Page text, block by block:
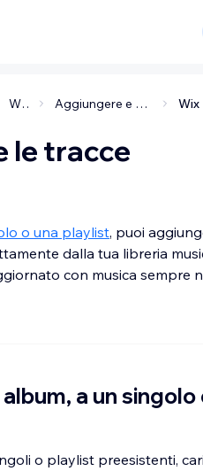
Wix Audio Aggiungere e gestire la tua musica
le tracce
o una playlist, puoi
dalla tua libreria
con musica sempre
a un singolo
o playlist preesistenti,